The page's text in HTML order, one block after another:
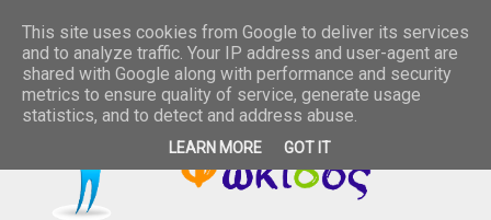
This site uses cookies from Google to deliver its services
and to analyze traffic. Your IP address and user-agent are
shared with Google along with performance and security
metrics to ensure quality of service, generate usage
statistics, and to detect and address abuse.
LEARN MORE GOT IT